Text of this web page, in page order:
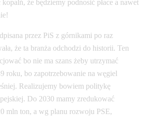
że będziemy podnosić płace a nawet
przez PiS z górnikami po raz
że ta branża odchodzi do historii. Ten
bo nie ma szans żeby utrzymać
roku, bo zapotrzebowanie na węgiel
Realizujemy bowiem politykę
Do 2030 mamy zredukować
mln ton, a wg planu rozwoju PSE,